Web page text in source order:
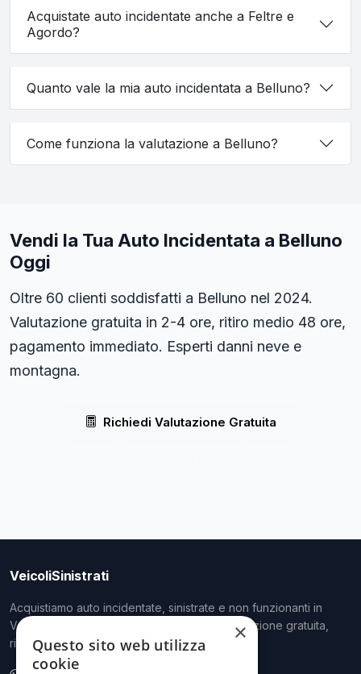
Acquistate auto incidentate anche a Feltre e
Agordo?
Quanto vale la mia auto incidentata a Belluno?
Come funziona la valutazione a Belluno?
Vendi la Tua Auto Incidentata a Belluno
Oggi
Oltre 60 clienti soddisfatti a Belluno nel 2024.
Valutazione gratuita in 2-4 ore, ritiro medio 48 ore,
pagamento immediato. Esperti danni neve e
montagna.
Richiedi Valutazione Gratuita
VeicoliSinistrati
Acquistiamo auto incidentate, sinistrate e non funzionanti in
Veneto, Lombardia ed Emilia-Romagna. Valutazione gratuita,
ritiro a domicilio, pagamento immediato.
×
Questo sito web utilizza
cookie